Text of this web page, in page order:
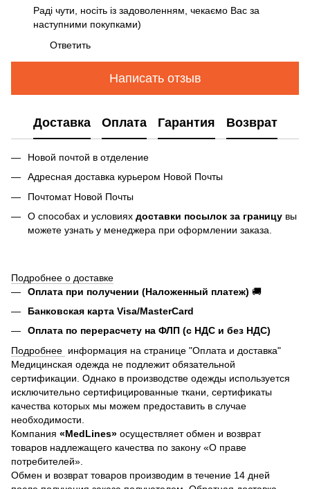
Раді чути, носіть із задоволенням, чекаємо Вас за
наступними покупками)
Ответить
Написать отзыв
Доставка Оплата Гарантия Возврат
Новой почтой в отделение
Адресная доставка курьером Новой Почты
Почтомат Новой Почты
О способах и условиях доставки посылок за границу вы
можете узнать у менеджера при оформлении заказа.
Подробнее о доставке
Оплата при получении (Наложенный платеж) 🚚
Банковская карта Visa/MasterCard
Оплата по перерасчету на ФЛП (с НДС и без НДС)
Подробнее информация на странице "Оплата и доставка"
Медицинская одежда не подлежит обязательной
сертификации. Однако в производстве одежды используется
исключительно сертифицированные ткани, сертификаты
качества которых мы можем предоставить в случае
необходимости.
Компания «MedLines» осуществляет обмен и возврат
товаров надлежащего качества по закону «О праве
потребителей».
Обмен и возврат товаров производим в течение 14 дней